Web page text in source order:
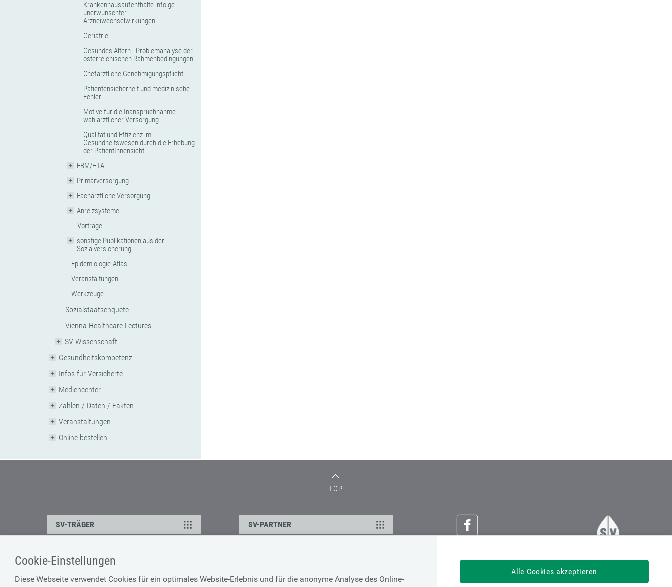
Cookie-Einstellungen
Diese Webseite verwendet Cookies für ein optimales Website-Erlebnis und für die anonyme Analyse des Online-
Alle Cookies akzeptieren
Krankenhausaufenthalte infolge
unerwünschter
Arzneiwechselwirkungen
Geriatrie
Gesundes Altern - Problemanalyse der
österreichischen Rahmenbedingungen
Chefärztliche Genehmigungspflicht
Patientensicherheit und medizinische
Fehler
Motive für die Inanspruchnahme
wahlärztlicher Versorgung
Qualität und Effizienz im
Gesundheitswesen durch die Erhebung
der PatientInnensicht
EBM/HTA
Primärversorgung
Fachärztliche Versorgung
Anreizsysteme
Vorträge
sonstige Publikationen aus der
Sozialversicherung
Epidemiologie-Atlas
Veranstaltungen
Werkzeuge
Sozialstaatsenquete
Vienna Healthcare Lectures
SV Wissenschaft
Gesundheitskompetenz
Infos für Versicherte
Mediencenter
Zahlen / Daten / Fakten
Veranstaltungen
Online bestellen
TOP
Österreichische Sozialversicherung
Dachverband der Sozialversicherungsträger
SV-TRÄGER SV-PARTNER
ÜBER UNS
Kontakt Barrierefreiheitserklärung Cookie-Erklärung